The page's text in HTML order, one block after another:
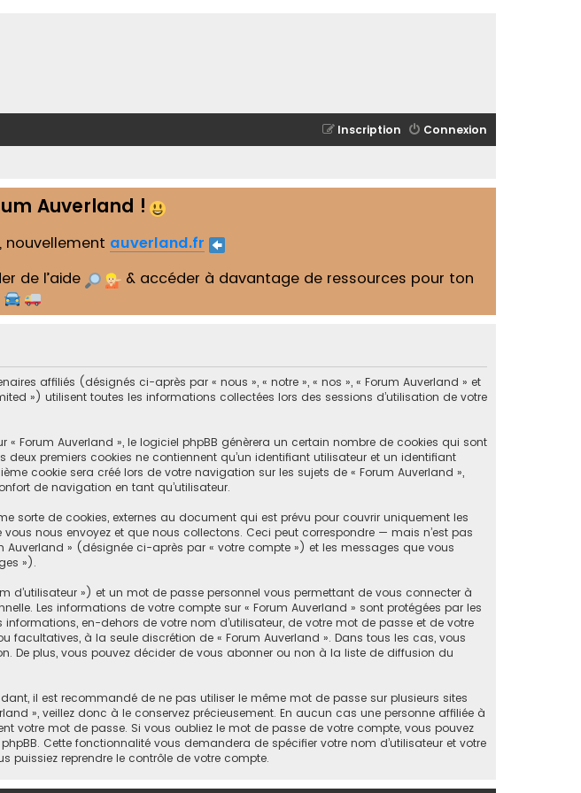
Connexion
Inscription
Auverland !
nouvellement auverland.fr
de l’aide
& accéder à davantage de ressources pour ton
affiliés (désignés ci-après par « nous », « notre », « nos », « Forum Auverland » et
») utilisent toutes les informations collectées lors des sessions d’utilisation de votre
Forum Auverland », le logiciel phpBB génèrera un certain nombre de cookies qui sont
premiers cookies ne contiennent qu’un identifiant utilisateur et un identifiant
cookie sera créé lors de votre navigation sur les sujets de « Forum Auverland »,
de navigation en tant qu’utilisateur.
sorte de cookies, externes au document qui est prévu pour couvrir uniquement les
nous envoyez et que nous collectons. Ceci peut correspondre — mais n’est pas
» (désignée ci-après par « votre compte ») et les messages que vous
»).
») et un mot de passe personnel vous permettant de vous connecter à
Les informations de votre compte sur « Forum Auverland » sont protégées par les
en-dehors de votre nom d’utilisateur, de votre mot de passe et de votre
facultatives, à la seule discrétion de « Forum Auverland ». Dans tous les cas, vous
De plus, vous pouvez décider de vous abonner ou non à la liste de diffusion du
il est recommandé de ne pas utiliser le même mot de passe sur plusieurs sites
», veillez donc à le conservez précieusement. En aucun cas une personne affiliée à
votre mot de passe. Si vous oubliez le mot de passe de votre compte, vous pouvez
Cette fonctionnalité vous demandera de spécifier votre nom d’utilisateur et votre
puissiez reprendre le contrôle de votre compte.